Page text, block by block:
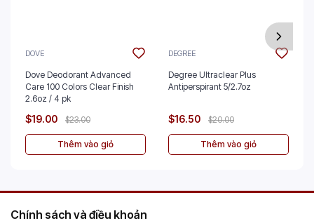
DOVE
Dove Deodorant Advanced
Care 100 Colors Clear Finish
2.6oz / 4 pk
$19.00 $23.00
Thêm vào giỏ
DEGREE
Degree Ultraclear Plus
Antiperspirant 5/2.7oz
$16.50 $20.00
Thêm vào giỏ
Chính sách và điều khoản